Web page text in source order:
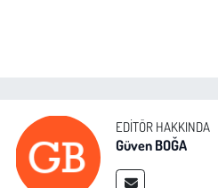
EDITÖR HAKKINDA
Güven BOĞA